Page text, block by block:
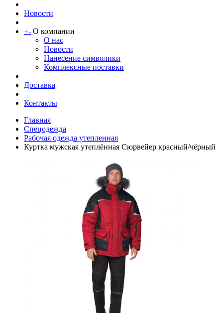
Новости
+- О компании
О нас
Новости
Нанесение символики
Комплексные поставки
Доставка
Контакты
Главная
Спецодежда
Рабочая одежда утепленная
Куртка мужская утеплённая Сюрвейер красный/чёрный